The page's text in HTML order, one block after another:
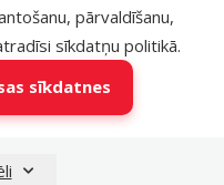
pārvaldīšanu,
sīkdatņu politikā.
sīkdatnes
cm
Oriģinālā
19,99 €
Cena
14,98 €
E-veikala
Pasargā